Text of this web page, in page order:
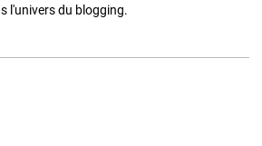
l'univers du blogging.